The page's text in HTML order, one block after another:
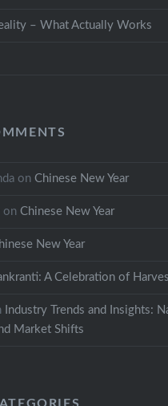
– What Actually Works
onChinese New Year
onChinese New Year
New Year
A Celebration of
Industry Trends and Insights:
Market Shifts